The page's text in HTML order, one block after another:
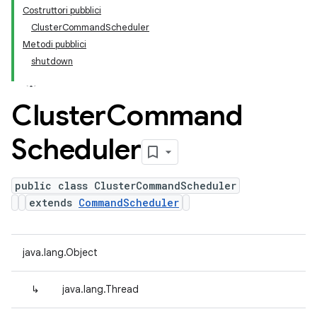
Costruttori pubblici
ClusterCommandScheduler
Metodi pubblici
shutdown
ClusterCommand
Scheduler
public class ClusterCommandScheduler
extends CommandScheduler
java.lang.Object
↳ java.lang.Thread